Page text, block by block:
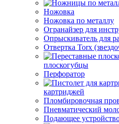
Ножовка
Ножовка по металлу
Огранайзер для
Опрыскиватель для
Отвертка Torx
плоскогубцы
Перфоратор
картриджей
Пломбировочная
Пневматический
Подающее